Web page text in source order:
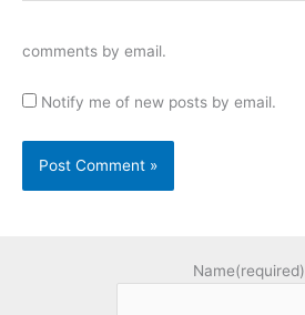
comments by email.
Notify me of new posts by email.
Name(required)